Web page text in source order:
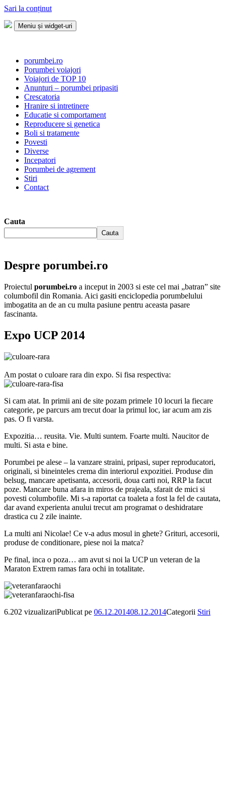
Sari la conținut
Meniu și widget-uri
porumbei.ro
Porumbei voiajori
Voiajori de TOP 10
Anunturi – porumbei pripasiti
Crescatoria
Hranire si intretinere
Educatie si comportament
Reproducere si genetica
Boli si tratamente
Povesti
Diverse
Incepatori
Porumbei de agrement
Stiri
Contact
Cauta
Cauta
Despre porumbei.ro
Proiectul porumbei.ro a inceput in 2003 si este cel mai „batran” site
columbofil din Romania. Aici gasiti enciclopedia porumbelului
imbogatita an de an cu multa pasiune pentru aceasta pasare
fascinanta.
Expo UCP 2014
Am postat o culoare rara din expo. Si fisa respectiva:
Si cam atat. In primii ani de site pozam primele 10 locuri la fiecare
categorie, pe parcurs am trecut doar la primul loc, iar acum am zis
pas. O fi varsta.
Expozitia… reusita. Vie. Multi suntem. Foarte multi. Naucitor de
multi. Si asta e bine.
Porumbei pe alese – la vanzare straini, pripasi, super reproducatori,
originali, si bineinteles crema din interiorul expozitiei. Produse din
belsug, mancare apetisanta, accesorii, doua carti noi, RRP la facut
poze. Mancare buna afara in miros de prajeala, sfarait de mici si
povesti columbofile. Mi s-a raportat ca toaleta a fost la fel de cautata,
dar avand experienta anului trecut am programat o deshidratare
drastica cu 2 zile inainte.
La multi ani Nicolae! Ce v-a adus mosul in ghete? Grituri, accesorii,
produse de conditionare, piese noi la matca?
Pe final, inca o poza… am avut si noi la UCP un veteran de la
Maraton Extrem ramas fara ochi in totalitate.
6.202 vizualizariPublicat pe 06.12.201408.12.2014Categorii Stiri